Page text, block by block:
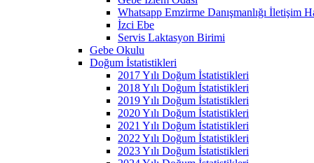
Whatsapp Emzirme Danışmanlığı İletişim
İzci Ebe
Servis Laktasyon Birimi
Gebe Okulu
Doğum İstatistikleri
2017 Yılı Doğum İstatistikleri
2018 Yılı Doğum İstatistikleri
2019 Yılı Doğum İstatistikleri
2020 Yılı Doğum İstatistikleri
2021 Yılı Doğum İstatistikleri
2022 Yılı Doğum İstatistikleri
2023 Yılı Doğum İstatistikleri